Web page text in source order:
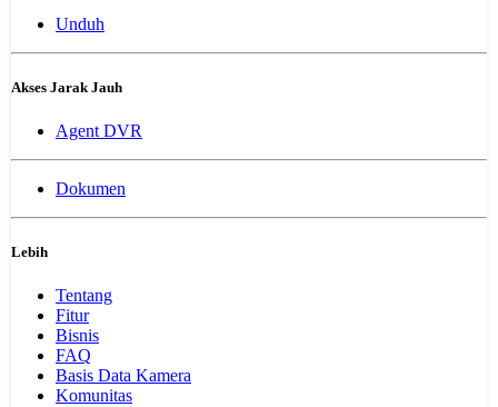
Unduh
Akses Jarak Jauh
Agent DVR
Dokumen
Lebih
Tentang
Fitur
Bisnis
FAQ
Basis Data Kamera
Komunitas